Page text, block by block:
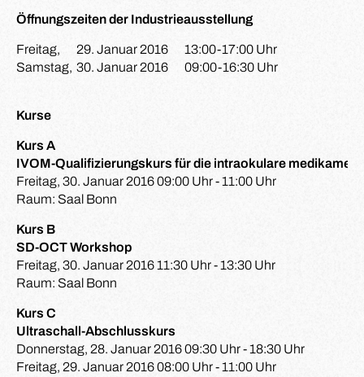
Öffnungszeiten der Industrieausstellung
Freitag, 29. Januar 2016
13:00-17:00 Uhr
Samstag, 30. Januar 2016 09:00-16:30 Uhr
Kurse
Kurs A
IVOM-Qualifizierungskurs für die intraokulare
Freitag, 30. Januar 2016 09:00 Uhr - 11:00 Uhr
Raum: Saal Bonn
Kurs B
SD-OCT Workshop
Freitag, 30. Januar 2016 11:30 Uhr - 13:30 Uhr
Raum: Saal Bonn
Kurs C
Ultraschall-Abschlusskurs
Donnerstag, 28. Januar 2016 09:30 Uhr - 18:30 Uhr
Freitag, 29. Januar 2016 08:00 Uhr - 11:00 Uhr